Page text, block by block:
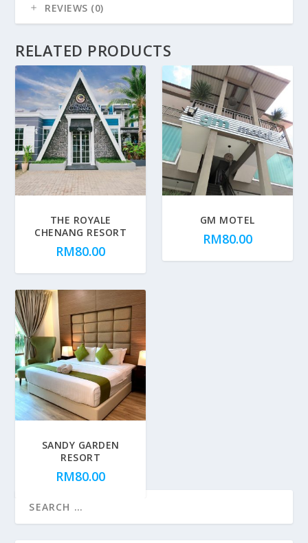
REVIEWS (0)
RELATED PRODUCTS
THE ROYALE
CHENANG RESORT
RM80.00
GM MOTEL
RM80.00
SANDY GARDEN
RESORT
RM80.00